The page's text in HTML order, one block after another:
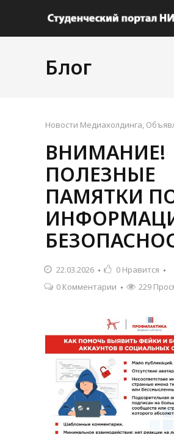
Блог
Новости Медиахолдинга,
ВНИМАНИЕ!
ПОЛЕЗНЫЕ
ПАМЯТКИ
22.03.2026 0 Нравится
0 Комментарии
229